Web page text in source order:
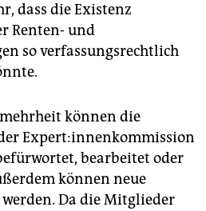
dass die Existenz
Renten- und
so verfassungsrechtlich
können die
Ex­per­t:in­nen­kom­mis­si­on
bearbeitet oder
können neue
Da die Mitglieder